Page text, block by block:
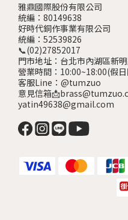
雅鼎國際股份有限公司
統編：80149638
好時代銅作事業有限公司
統編：52539826
📞(02)27852017
門市地址：台北市內湖區新
營業時間：10:00~18:00(假
客服Line：@tumzuo
意見信箱
yatin49638@gmail.com